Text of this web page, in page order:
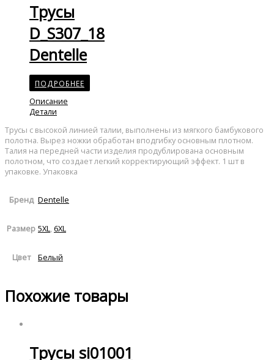
Трусы
D_S307_18
Dentelle
ПОДРОБНЕЕ
Описание
Детали
Трусы с высокой линией талии, выполнены из мягкого бамбукового
полотна. Вырез ножки обработан вподгибку основным плотном.
Талия на передней части изделия продублирована основным
полотном, что создает легкий корректирующий эффект. 1 шт в
упаковке. Упаковка
Бренд Dentelle
Размер 5XL 6XL
Цвет Белый
Похожие товары
Трусы si01001